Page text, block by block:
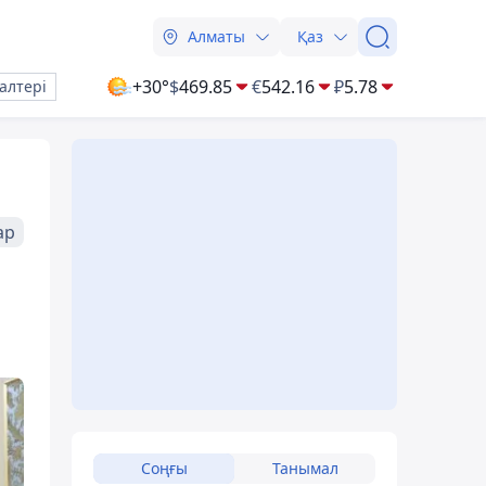
Алматы Қаз
+30°$469.85 €542.16 ₽5.78
Соңғы Танымал